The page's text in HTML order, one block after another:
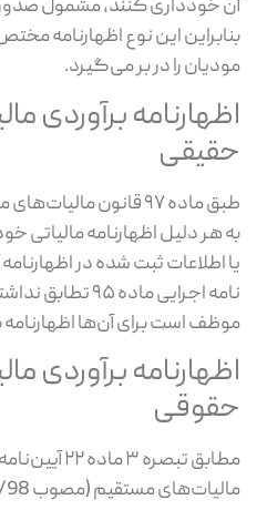
آن خودداری کنند، مشمول صدور
بنابراین این نوع اظهارنامه
مودیان را در بر می‌گیرد.
اظهارنامه برآوردی
حقیقی
طبق ماده ۹۷ قانون
به هر دلیل اظهارنامه مالیاتی
یا اطلاعات ثبت ‌شده در
‌نامه اجرایی ماده
موظف است برای آن‌ها اظهارنامه
اظهارنامه برآوردی
حقوقی